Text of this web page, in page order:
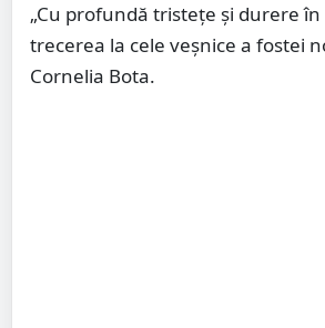
„Cu profundă tristețe și durere
trecerea la cele veșnice a fostei
Cornelia Bota.